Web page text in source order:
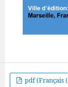
pdf (Français